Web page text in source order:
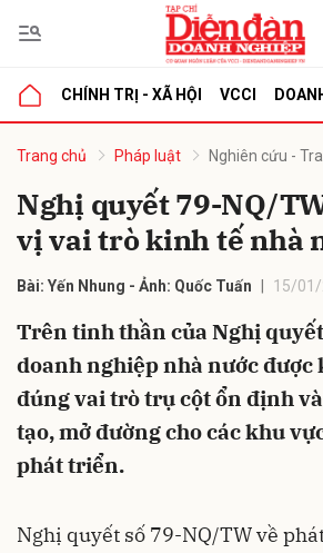
CHÍNH TRỊ - XÃ HỘI VCCI
Trang chủ Pháp luật Nghiên cứu -
Nghị quyết 79-NQ/
vị vai trò kinh tế nhà
Bài: Yến Nhung - Ảnh: Quốc Tuấn 15/01/
Trên tinh thần của Nghị
doanh nghiệp nhà nước được
đúng vai trò trụ cột ổn định
tạo, mở đường cho các khu
phát triển.
Nghị quyết số 79-NQ/TW về
luận